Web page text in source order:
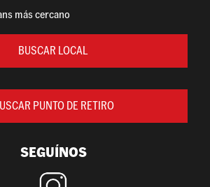
más cercano
BUSCAR LOCAL
PUNTO DE RETIRO
SEGUÍNOS